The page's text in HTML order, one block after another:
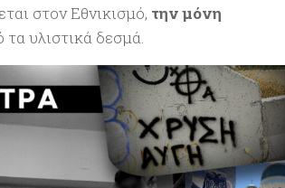
στον Εθνικισμό, την μόνη
τα υλιστικά δεσμά.